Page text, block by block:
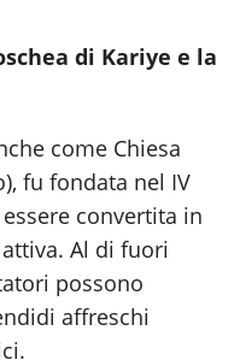
di Kariye e la
come Chiesa
fu fondata nel IV
convertita in
Al di fuori
possono
affreschi